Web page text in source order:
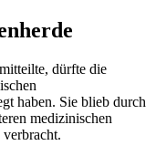
dürfte die
haben. Sie blieb durch
medizinischen